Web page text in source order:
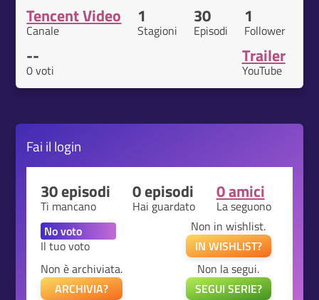
Tencent Video
Canale
1
Stagioni
30
Episodi
1
Follower
--
0 voti
Trailer
YouTube
Fai il login
30 episodi
Ti mancano
0 episodi
Hai guardato
0 amici
La seguono
Il tuo voto
Non in wishlist.
IN WISHLIST?
Non è archiviata.
ARCHIVIA?
Non la segui.
SEGUI SERIE?